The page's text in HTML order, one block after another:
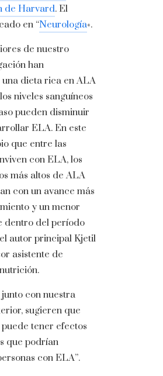
de Harvard. El
en “Neurología«.
de nuestro
han
dieta rica en ALA
niveles sanguíneos
pueden disminuir
ELA. En este
que entre las
con ELA, los
más altos de ALA
con un avance más
y un menor
dentro del período
autor principal Kjetil
asistente de
junto con nuestra
sugieren que
tener efectos
que podrían
con ELA”.